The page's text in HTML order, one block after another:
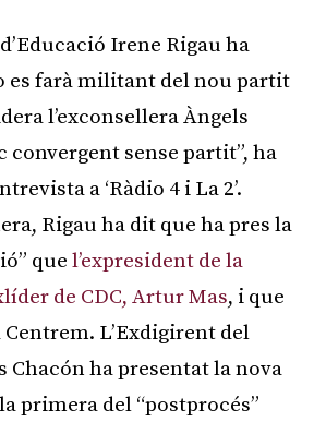
Irene Rigau ha
es farà militant del nou partit
l’exconsellera Àngels
convergent sense partit”, ha
a ‘Ràdio 4 i La 2’.
Rigau ha dit que ha pres la
que l’expresident de la
de CDC, Artur Mas, i que
Centrem. L’Exdigirent del
Chacón ha presentat la nova
primera del “postprocés”